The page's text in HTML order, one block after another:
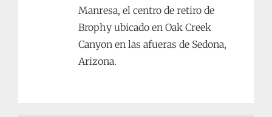
Manresa, el centro de retiro de
Brophy ubicado en Oak Creek
Canyon en las afueras de Sedona,
Arizona.